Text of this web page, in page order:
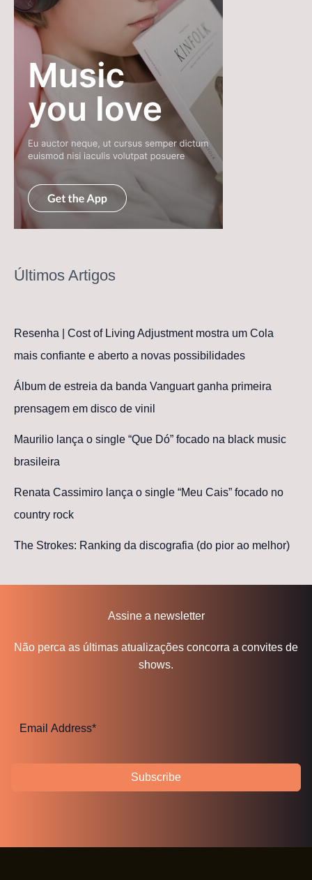
Últimos Artigos
Resenha | Cost of Living Adjustment mostra um Cola
mais confiante e aberto a novas possibilidades
Álbum de estreia da banda Vanguart ganha primeira
prensagem em disco de vinil
Maurilio lança o single “Que Dó” focado na black music
brasileira
Renata Cassimiro lança o single “Meu Cais” focado no
country rock
The Strokes: Ranking da discografia (do pior ao melhor)
Assine a newsletter
Não perca as últimas atualizações concorra a convites de
shows.
Subscribe